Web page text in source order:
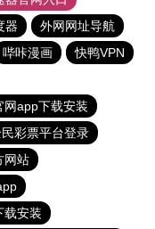
器
外网网址导航
哔咔漫画
快鸭VPN
网app下载安装
彩票平台登录
网站
载安装